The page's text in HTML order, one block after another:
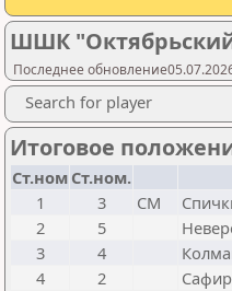
ШШК
Последнее
Search for player
Итоговое
Ст.ном Ст.ном.
1
3 CM
2
5
3
4
4
2